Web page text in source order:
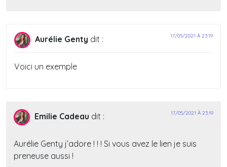
Aurélie Genty dit : 17/05/2021 À 23:19
Voici un exemple
Emilie Cadeau dit : 17/05/2021 À 23:19
Aurélie Genty j’adore ! ! ! Si vous avez le lien je suis
preneuse aussi !